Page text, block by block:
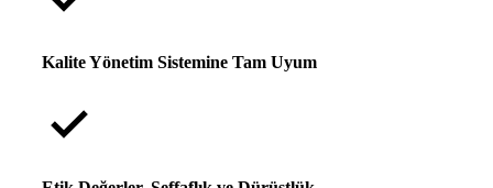
Kalite Yönetim Sistemine Tam Uyum